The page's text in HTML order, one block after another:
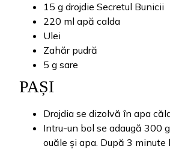
15 g drojdie Secretul Bunicii
220 ml apă calda
Ulei
Zahăr pudră
5 g sare
PAȘI
Drojdia se dizolvă în apa
Intru-un bol se adaugă 300
ouăle și apa. După 3